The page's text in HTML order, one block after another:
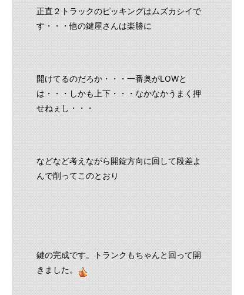
正直２トラックのピッキングはムズカシイで
す・・・他の鍵屋さんは楽勝に
開けてるのだろか・・・一番奥がLOWと
は・・・しかも上下・・・なかなかうまく押
せねぇし・・・
などなど考えながら開錠方向に回して段差よ
んで削ってこのとおり
鍵の完成です。トランクもちゃんと回って開
きました。